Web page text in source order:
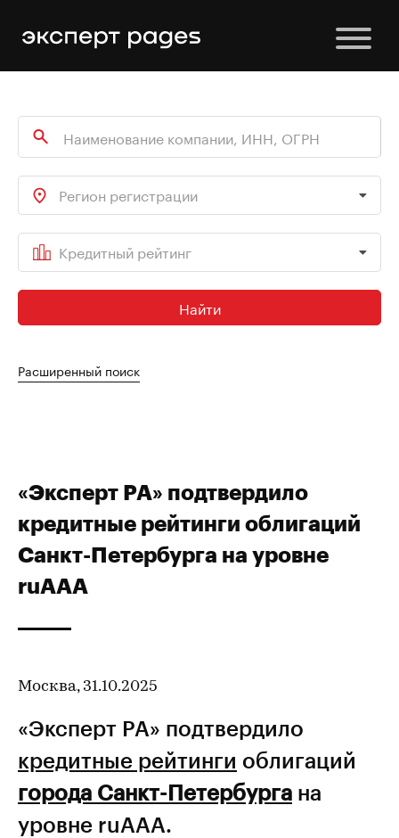
Регион регистрации
Кредитный рейтинг
Найти
Расширенный поиск
«Эксперт РА» подтвердило
кредитные рейтинги облигаций
Санкт-Петербурга на уровне
ruAAA
Москва, 31.10.2025
«Эксперт РА» подтвердило
кредитные рейтинги облигаций
города Санкт-Петербурга на
уровне ruAAA.